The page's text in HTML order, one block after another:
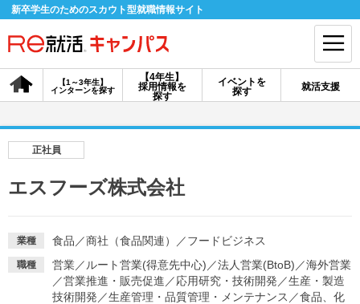
新卒学生のためのスカウト型就職情報サイト
【4年生】
採用情報を
探す
【1～3年生】
インターンを探す
イベントを
探す
就活支援
会員登録 ログイン
採用情報を探す
説明会を探す
インターンを探す
イベントを探す スカウト お知らせ
正社員
エスフーズ株式会社
業種 食品 ／商社（食品関連） ／フードビジネス
職種 営業／ ルート営業(得意先中心) ／法人営業(BtoB) ／海外営業
／営業推進・販売促進 ／応用研究・技術開発 ／生産・製造
技術開発 ／生産管理・品質管理・メンテナンス ／食品、化